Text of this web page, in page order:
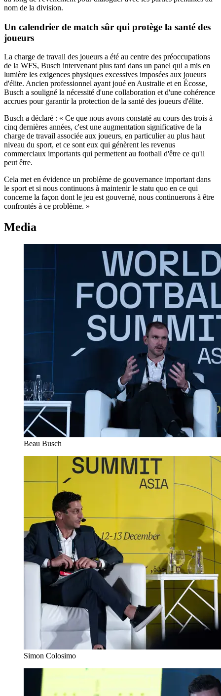
nom de la division.
Un calendrier de match sûr qui protège la santé des
joueurs
La charge de travail des joueurs a été au centre des préoccupations
de la WFS, Busch intervenant plus tard dans un panel qui a mis en
lumière les exigences physiques excessives imposées aux joueurs
d'élite. Ancien professionnel ayant joué en Australie et en Écosse,
Busch a souligné la nécessité d'une collaboration et d'une cohérence
accrues pour garantir la protection de la santé des joueurs d'élite.
Busch a déclaré : « Ce que nous avons constaté au cours des trois à
cinq dernières années, c'est une augmentation significative de la
charge de travail associée aux joueurs, en particulier au plus haut
niveau du sport, et ce sont eux qui génèrent les revenus
commerciaux importants qui permettent au football d'être ce qu'il
peut être.
Cela met en évidence un problème de gouvernance important dans
le sport et si nous continuons à maintenir le statu quo en ce qui
concerne la façon dont le jeu est gouverné, nous continuerons à être
confrontés à ce problème. »
Media
Beau Busch
Simon Colosimo